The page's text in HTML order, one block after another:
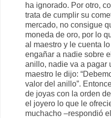
ha ignorado. Por otro,
trata de cumplir su
mercado, no consigue
moneda de oro, por lo
al maestro y le cuenta
engañar a nadie sobre
anillo, nadie va a pagar
maestro le dijo:
valor del anillo”.
de joyas con la orden
el joyero lo que le
muchacho –respondió